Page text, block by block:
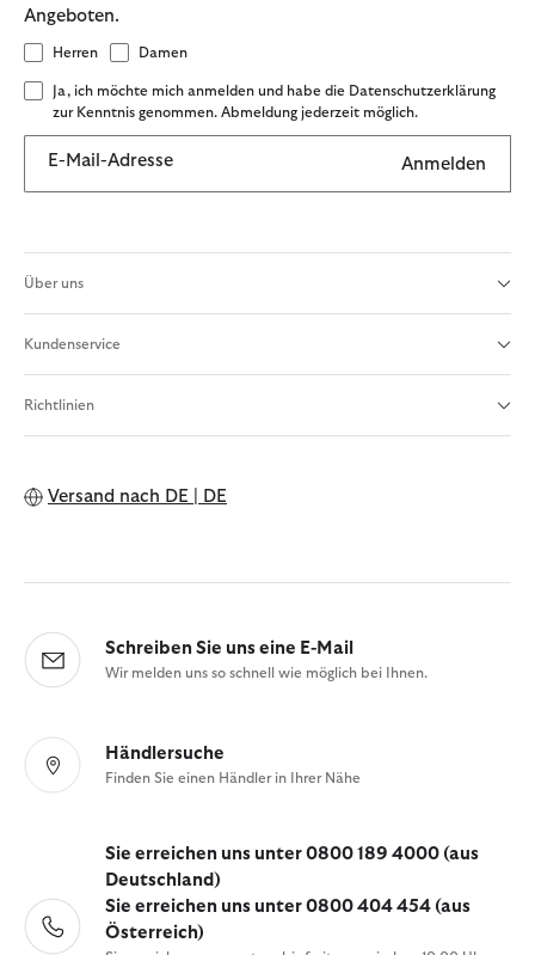
Angeboten.
Herren Damen
Ja, ich möchte mich anmelden und habe die Datenschutzerklärung
zur Kenntnis genommen. Abmeldung jederzeit möglich.
E-Mail-Adresse Anmelden
Über uns
Kundenservice
Richtlinien
Versand nach DE | DE
Schreiben Sie uns eine E-Mail
Wir melden uns so schnell wie möglich bei Ihnen.
Händlersuche
Finden Sie einen Händler in Ihrer Nähe
Sie erreichen uns unter 0800 189 4000 (aus
Deutschland)
Sie erreichen uns unter 0800 404 454 (aus
Österreich)